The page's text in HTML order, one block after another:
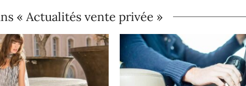
« Actualités vente privée »